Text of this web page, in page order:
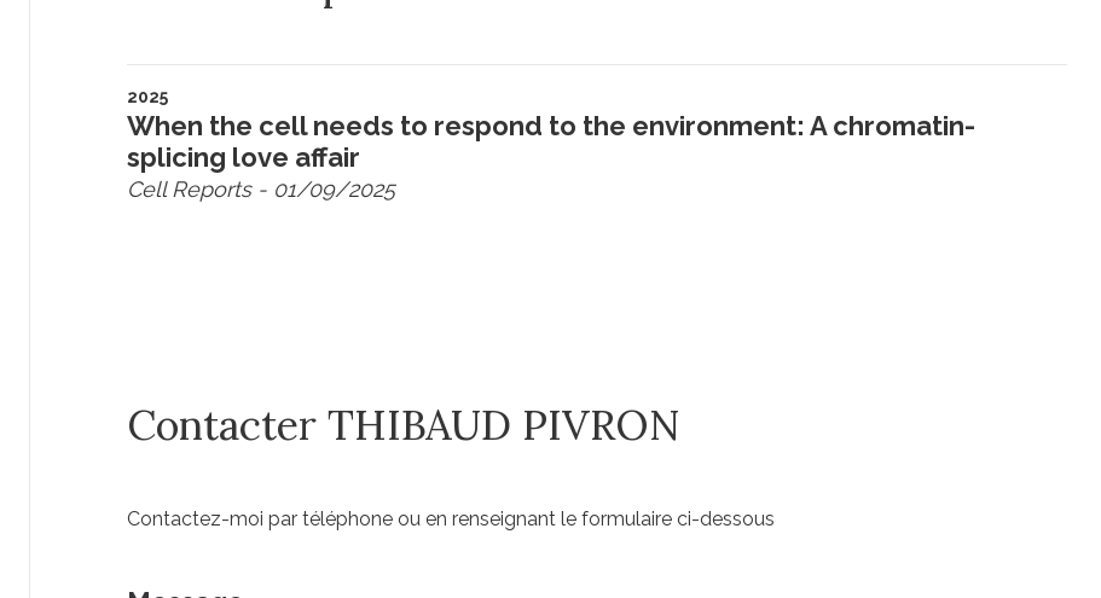
2025
When the cell needs to respond to the environment: A chromatin-
splicing love affair
Cell Reports- 01/09/2025
Contacter THIBAUD PIVRON
Contactez-moi par téléphone ou en renseignant le formulaire ci-dessous